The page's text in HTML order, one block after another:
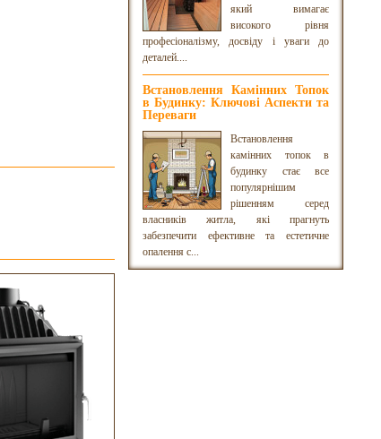
який вимагає
високого рівня
професіоналізму, досвіду і уваги до
деталей....
Встановлення Камінних Топок
в Будинку: Ключові Аспекти та
Переваги
Встановлення
камінних топок в
будинку стає все
популярнішим
рішенням серед
власників житла, які прагнуть
забезпечити ефективне та естетичне
опалення с...